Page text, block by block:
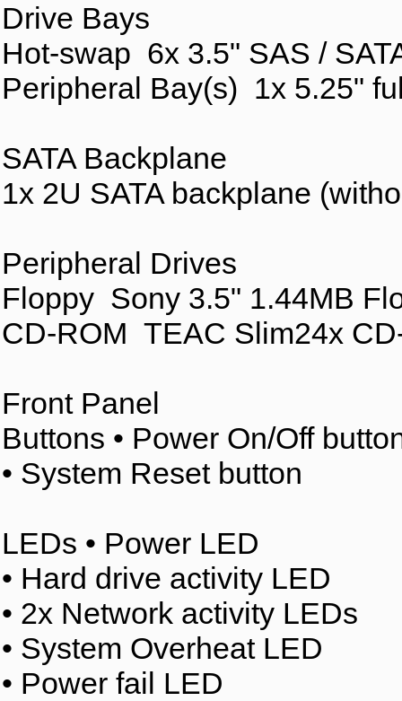
Drive Bays
Hot-swap 6x 3.5" SAS /
Peripheral Bay(s) 1x 5.25"
SATA Backplane
1x 2U SATA backplane
Peripheral Drives
Floppy Sony 3.5" 1.44MB
CD-ROM TEAC Slim24x
Front Panel
Buttons • Power On/Off
• System Reset button
LEDs • Power LED
• Hard drive activity LED
• 2x Network activity LEDs
• System Overheat LED
• Power fail LED